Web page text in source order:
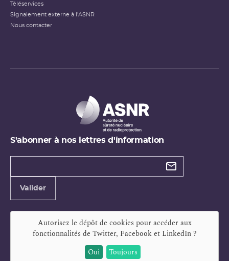
Téléservices
Signalement externe à l'ASNR
Nous contacter
S'abonner à nos lettres d'information
Types de
Valider
Autorisez le dépôt de cookies pour accéder aux
fonctionnalités de Twitter, Facebook et LinkedIn?
Oui
Toujours